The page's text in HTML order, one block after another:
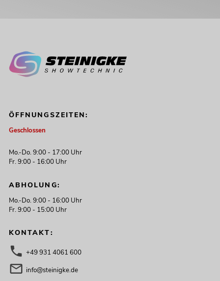
ÖFFNUNGSZEITEN:
Geschlossen
Mo.-Do. 9:00 - 17:00 Uhr
Fr. 9:00 - 16:00 Uhr
ABHOLUNG:
Mo.-Do. 9:00 - 16:00 Uhr
Fr. 9:00 - 15:00 Uhr
KONTAKT:
+49 931 4061 600
info@steinigke.de